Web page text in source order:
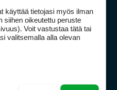
yhteystiedot
käyttää tietojasi myös ilman
siihen oikeutettu peruste
Voit vastustaa tätä tai
valitsemalla alla olevan